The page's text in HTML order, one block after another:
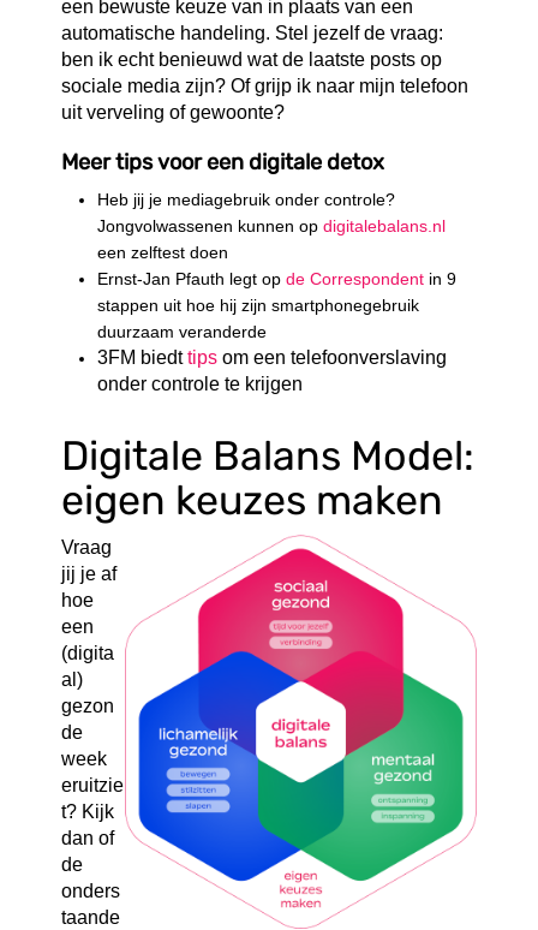
een bewuste keuze van in plaats van een
automatische handeling. Stel jezelf de vraag:
ben ik echt benieuwd wat de laatste posts op
sociale media zijn? Of grijp ik naar mijn telefoon
uit verveling of gewoonte?
Meer tips voor een digitale detox
Heb jij je mediagebruik onder controle?
Jongvolwassenen kunnen opdigitalebalans.nl
een zelftest doen
Ernst-Jan Pfauth legt opde Correspondent in 9
stappen uit hoe hij zijn smartphonegebruik
duurzaam veranderde
3FM biedttips om een telefoonverslaving
onder controle te krijgen
Digitale Balans Model:
eigen keuzes maken
Vraag
jij je af
hoe
een
(digita
al)
gezon
de
week
eruitzie
t? Kijk
dan of
de
onders
taande